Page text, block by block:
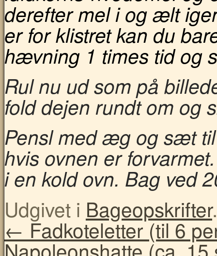
derefter mel i og ælt
er for klistret kan du
hævning 1 times tid og
Rul nu ud som på
fold dejen rundt om og
Pensl med æg og sæt
hvis ovnen er
i en kold ovn. Bag ved
Udgivet i Bageopskrifter
← Fadkoteletter (til 6